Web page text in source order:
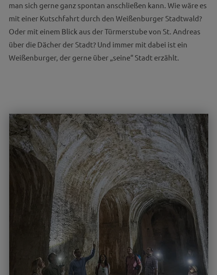
man sich gerne ganz spontan anschließen kann. Wie wäre es
mit einer Kutschfahrt durch den Weißenburger Stadtwald?
Oder mit einem Blick aus der Türmerstube von St. Andreas
über die Dächer der Stadt? Und immer mit dabei ist ein
Weißenburger, der gerne über „seine“ Stadt erzählt.